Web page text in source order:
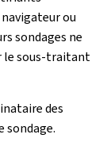
ou
sondages ne
le sous-traitant
des
sondage.